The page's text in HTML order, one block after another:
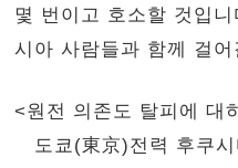
몇 번이고 호소할 것입
시아 사람들과 함께 걸
<원전 의존도 탈피에 대
도쿄(東京)전력 후쿠시